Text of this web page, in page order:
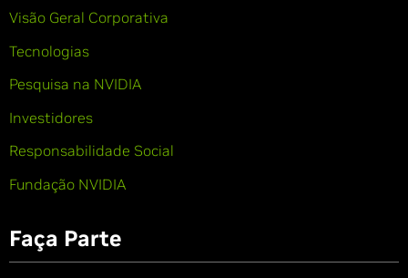
Visão Geral Corporativa
Tecnologias
Pesquisa na NVIDIA
Investidores
Responsabilidade Social
Fundação NVIDIA
Faça Parte